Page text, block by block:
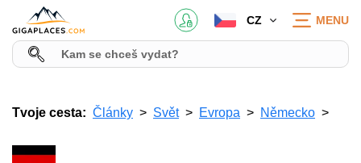
CZ MENU
Tvoje cesta: Články Svět Evropa Německo